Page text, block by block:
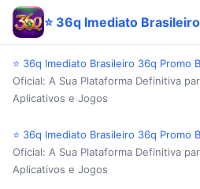
⭐ 36q Imediato Brasileiro 36q Promo
Oficial: A Sua Plataforma Definitiva
Aplicativos e Jogos
⭐ 36q Imediato Brasileiro 36q Promo
Oficial: A Sua Plataforma Definitiva
Aplicativos e Jogos